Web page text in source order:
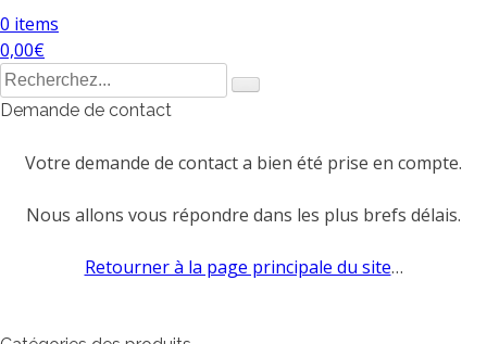
0 items
0,00€
Search
for:
Demande de contact
Votre demande de contact a bien été prise en compte.
Nous allons vous répondre dans les plus brefs délais.
Retourner à la page principale du site…